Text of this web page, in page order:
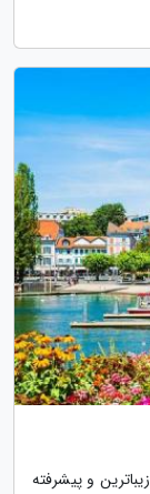
و پیشرفته